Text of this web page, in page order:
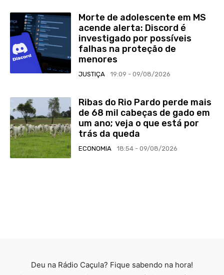
Morte de adolescente em MS
acende alerta: Discord é
investigado por possíveis
falhas na proteção de
menores
JUSTIÇA 19:09 - 09/08/2026
Ribas do Rio Pardo perde mais
de 68 mil cabeças de gado em
um ano; veja o que está por
trás da queda
ECONOMIA 18:54 - 09/08/2026
Deu na Rádio Caçula? Fique sabendo na hora!